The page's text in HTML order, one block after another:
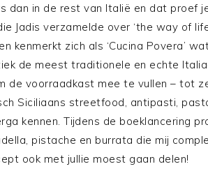
dan in de rest van Italië en dat proef
Jadis verzamelde over ‘the way of
kenmerkt zich als ‘Cucina Povera’
de meest traditionele en echte
de voorraadkast mee te vullen – tot
Siciliaans streetfood, antipasti,
kennen. Tijdens de boeklancering
pistache en burrata die mij
ook met jullie moest gaan delen!